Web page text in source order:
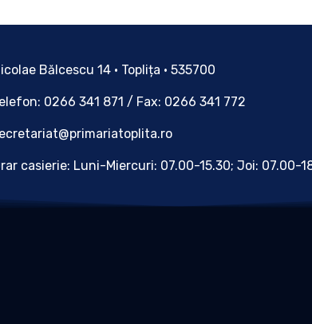
Bălcescu 14 • Toplița • 535700
0266 341 871 / Fax: 0266 341 772
casierie: Luni-Miercuri: 07.00-15.30; Joi: 07.00-